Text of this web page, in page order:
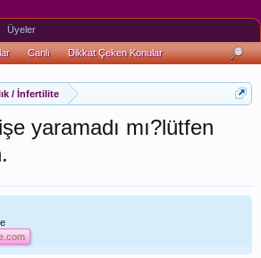
/ İnfertilite
yaramadı mı?lütfen
Canlı Dikkat Çeken Konular
Üyeler